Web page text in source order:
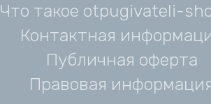
Что такое otpugivateli-
Контактная
Публичная оферта
Правовая